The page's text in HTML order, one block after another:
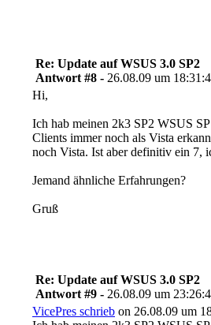
Re: Update auf WSUS 3.0 SP2
Antwort #8 - 26.08.09 um
Hi,
Ich hab meinen 2k3 SP2 WSUS
Clients immer noch als Vista
noch Vista. Ist aber definitiv ein 7,
Jemand ähnliche Erfahrungen?
Gruß
Re: Update auf WSUS 3.0 SP2
Antwort #9 - 26.08.09 um
VicePres schrieb on 26.08.09 um